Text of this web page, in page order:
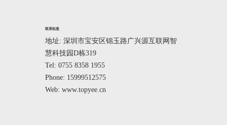
联系拓意
地址: 深圳市宝安区锦玉路广兴源互联网智
慧科技园D栋319
Tel: 0755 8358 1955
Phone: 15999512575
Web: www.topyee.cn